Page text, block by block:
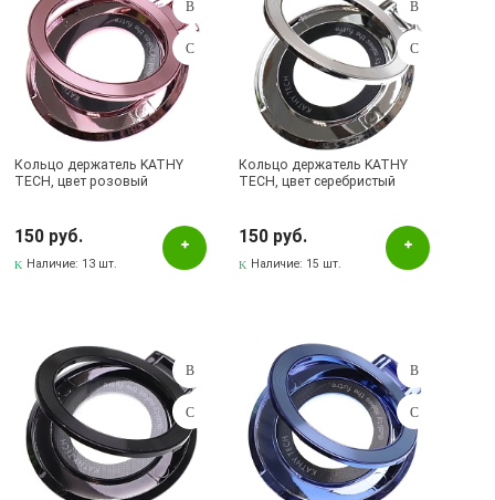
Кольцо держатель KATHY
TECH, цвет розовый
150 руб.
Наличие: 13 шт.
Кольцо держатель KATHY
TECH, цвет серебристый
150 руб.
Наличие: 15 шт.